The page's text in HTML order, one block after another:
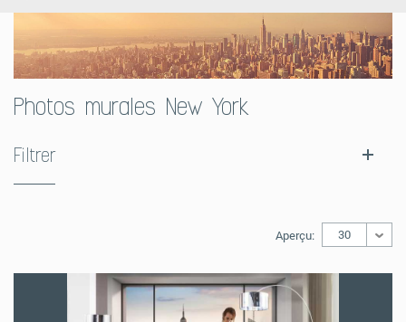
Photos murales New York
Filtrer
Aperçu: 30